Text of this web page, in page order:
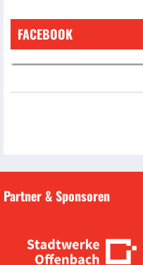
FACEBOOK
Partner & Sponsoren